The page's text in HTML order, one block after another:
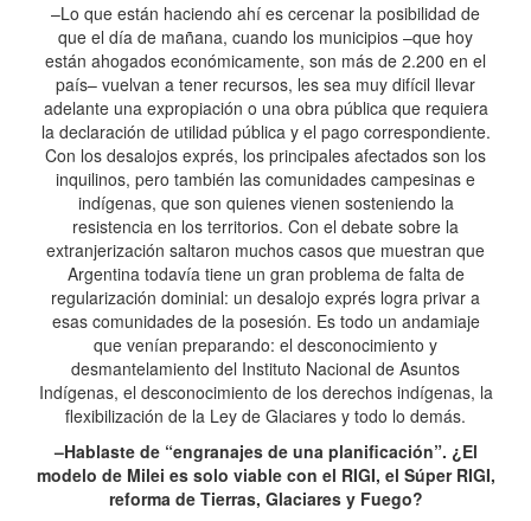
–Lo que están haciendo ahí es cercenar la posibilidad de
que el día de mañana, cuando los municipios –que hoy
están ahogados económicamente, son más de 2.200 en el
país– vuelvan a tener recursos, les sea muy difícil llevar
adelante una expropiación o una obra pública que requiera
la declaración de utilidad pública y el pago correspondiente.
Con los desalojos exprés, los principales afectados son los
inquilinos, pero también las comunidades campesinas e
indígenas, que son quienes vienen sosteniendo la
resistencia en los territorios. Con el debate sobre la
extranjerización saltaron muchos casos que muestran que
Argentina todavía tiene un gran problema de falta de
regularización dominial: un desalojo exprés logra privar a
esas comunidades de la posesión. Es todo un andamiaje
que venían preparando: el desconocimiento y
desmantelamiento del Instituto Nacional de Asuntos
Indígenas, el desconocimiento de los derechos indígenas, la
flexibilización de la Ley de Glaciares y todo lo demás.
–Hablaste de “engranajes de una planificación”. ¿El
modelo de Milei es solo viable con el RIGI, el Súper RIGI,
reforma de Tierras, Glaciares y Fuego?